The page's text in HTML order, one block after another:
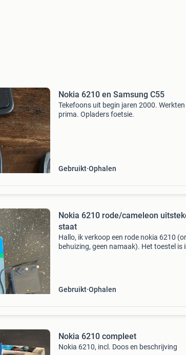
Nokia 6210 en Samsung C55
Tekefoons uit begin jaren 2000.
prima. Opladers foetsie.
Gebruikt Ophalen
Nokia 6210 rode/cameleon
staat
Hallo, ik verkoop een rode nokia 6210
behuizing, geen namaak). Het toestel is
Gebruikt Ophalen
Nokia 6210 compleet
Nokia 6210, incl. Doos en beschrijving